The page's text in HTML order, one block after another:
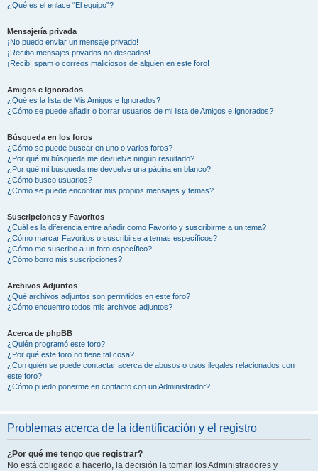
¿Qué es el enlace “El equipo”?
Mensajería privada
¡No puedo enviar un mensaje privado!
¡Recibo mensajes privados no deseados!
¡Recibí spam o correos maliciosos de alguien en este foro!
Amigos e Ignorados
¿Qué es la lista de Mis Amigos e Ignorados?
¿Cómo se puede añadir o borrar usuarios de mi lista de Amigos e Ignorados?
Búsqueda en los foros
¿Cómo se puede buscar en uno o varios foros?
¿Por qué mi búsqueda me devuelve ningún resultado?
¿Por qué mi búsqueda me devuelve una página en blanco?
¿Cómo busco usuarios?
¿Como se puede encontrar mis propios mensajes y temas?
Suscripciones y Favoritos
¿Cuál es la diferencia entre añadir como Favorito y suscribirme a un tema?
¿Cómo marcar Favoritos o suscribirse a temas específicos?
¿Cómo me suscribo a un foro específico?
¿Cómo borro mis suscripciones?
Archivos Adjuntos
¿Qué archivos adjuntos son permitidos en este foro?
¿Cómo encuentro todos mis archivos adjuntos?
Acerca de phpBB
¿Quién programó este foro?
¿Por qué este foro no tiene tal cosa?
¿Con quién se puede contactar acerca de abusos o usos ilegales relacionados con
este foro?
¿Cómo puedo ponerme en contacto con un Administrador?
Problemas acerca de la identificación y el registro
¿Por qué me tengo que registrar?
No está obligado a hacerlo, la decisión la toman los Administradores y